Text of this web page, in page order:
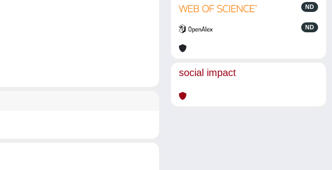
ND
ND
social impact